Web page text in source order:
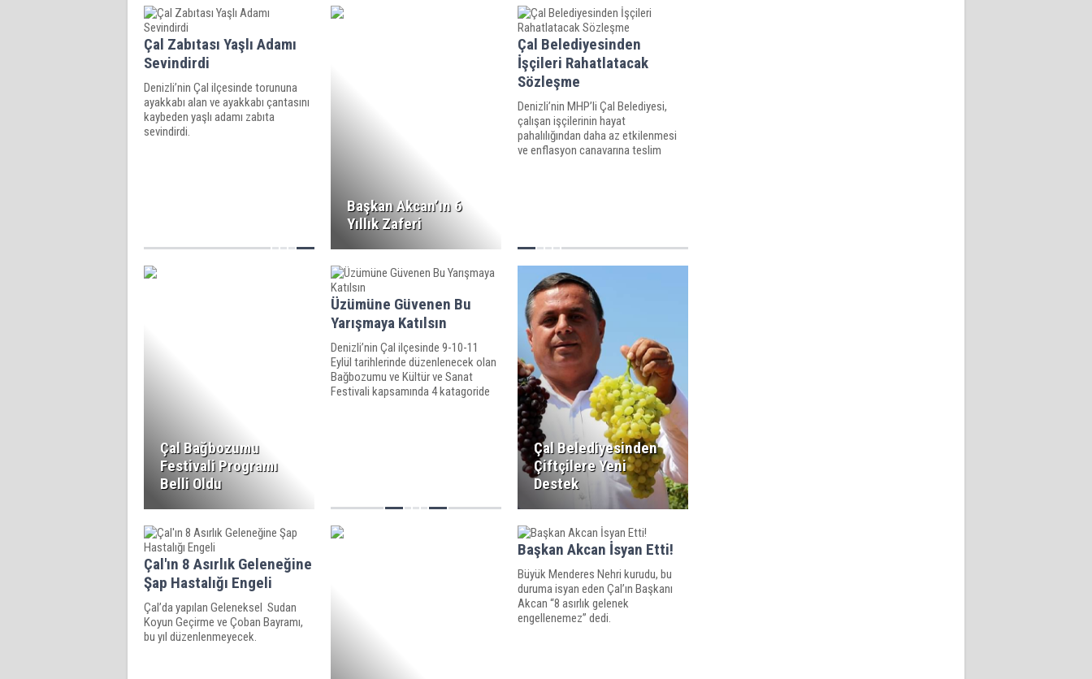
Çal Zabıtası Yaşlı Adamı
Sevindirdi
Denizli’nin Çal ilçesinde torununa
ayakkabı alan ve ayakkabı çantasını
kaybeden yaşlı adamı zabıta
sevindirdi.
Başkan Akcan’ın 6
Yıllık Zaferi
Çal Belediyesinden
İşçileri Rahatlatacak
Sözleşme
Denizli’nin MHP’li Çal Belediyesi,
çalışan işçilerinin hayat
pahalılığından daha az etkilenmesi
ve enflasyon canavarına teslim
Çal Bağbozumu
Festivali Programı
Belli Oldu
Üzümüne Güvenen Bu
Yarışmaya Katılsın
Denizli’nin Çal ilçesinde 9-10-11
Eylül tarihlerinde düzenlenecek olan
Bağbozumu ve Kültür ve Sanat
Festivali kapsamında 4 katagoride
Çal Belediyesinden
Çiftçilere Yeni
Destek
Çal'ın 8 Asırlık Geleneğine
Şap Hastalığı Engeli
Çal’da yapılan Geleneksel Sudan
Koyun Geçirme ve Çoban Bayramı,
bu yıl düzenlenmeyecek.
Başkan Akcan İsyan Etti!
Büyük Menderes Nehri kurudu, bu
duruma isyan eden Çal’ın Başkanı
Akcan “8 asırlık gelenek
engellenemez” dedi.